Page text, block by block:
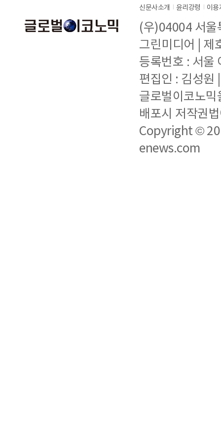
신문사소개 윤리강령 이용
(우)04004 서울
그린미디어 | 제
등록번호 : 서울
편집인 : 김성원
글로벌이코노믹
배포시 저작권
Copyright ©
enews.com